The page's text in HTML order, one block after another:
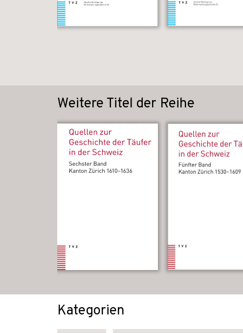
Weitere Titel der Reihe
Kategorien